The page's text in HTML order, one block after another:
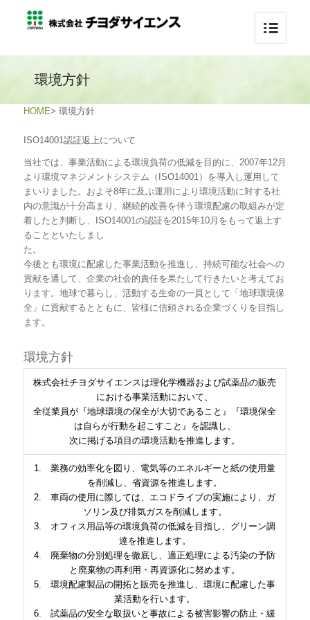
環境方針
HOME> 環境方針
ISO14001認証返上について
当社では、事業活動による環境負荷の低減を目的に、2007年12月
より環境マネジメントシステム（ISO14001）を導入し運用して
まいりました。およそ8年に及ぶ運用により環境活動に対する社
内の意識が十分高まり、継続的改善を伴う環境配慮の取組みが定
着したと判断し、ISO14001の認証を2015年10月をもって返上す
ることといたしまし
た
今後とも環境に配慮した事業活動を推進し、持続可能な社会への
貢献を通して、企業の社会的責任を果たして行きたいと考えてお
ります。地球で暮らし、活動する生命の一員として「地球環境保
全」に貢献するとともに、皆様に信頼される企業づくりを目指し
ます。
環境方針
株式会社チヨダサイエンスは理化学機器および試薬品の販売
における事業活動において、
全従業員が『地球環境の保全が大切であること』『環境保全
は自らが行動を起こすこと』を認識し、
次に掲げる項目の環境活動を推進します。
1. 業務の効率化を図り、電気等のエネルギーと紙の使用量
を削減し、省資源を推進します。
2. 車両の使用に際しては、エコドライブの実施により、ガ
ソリン及び排気ガスを削減します。
3. オフィス用品等の環境負荷の低減を目指し、グリーン調
達を推進します。
4. 廃棄物の分別処理を徹底し、適正処理による汚染の予防
と廃棄物の再利用・再資源化に努めます。
5. 環境配慮製品の開拓と販売を推進し、環境に配慮した事
業活動を行います。
6. 試薬品の安全な取扱いと事故による被害影響の防止・緩